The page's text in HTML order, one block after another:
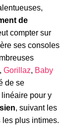
de
compter sur
ses consoles
Gorillaz, Baby
de se
linéaire pour y
, suivant les
plus intimes.